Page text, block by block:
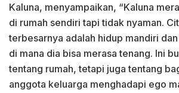
Kaluna, menyampaikan, “Kaluna
di rumah sendiri tapi tidak nyaman.
terbesarnya adalah hidup mandiri
di mana dia bisa merasa tenang. Ini
tentang rumah, tetapi juga tentang
anggota keluarga menghadapi ego